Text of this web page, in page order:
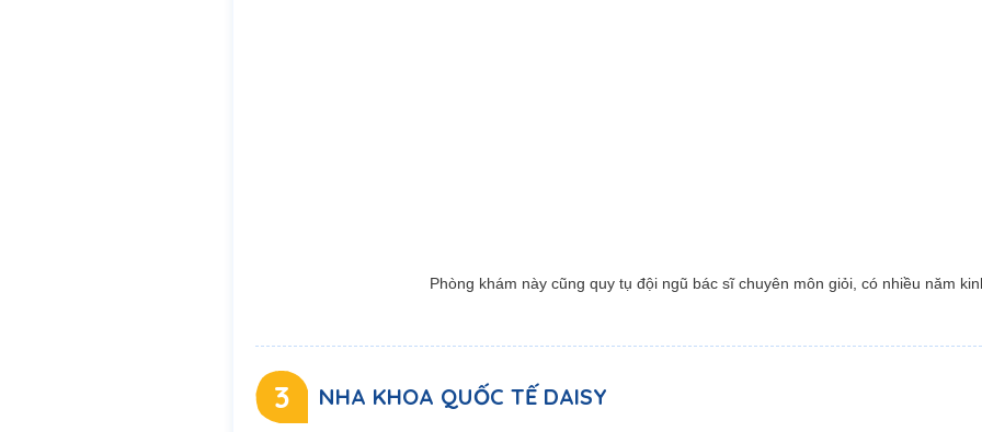
Phòng khám này cũng quy tụ đội ngũ bác sĩ chuyên môn giỏi, có nhiều năm
3 NHA KHOA QUỐC TẾ DAISY